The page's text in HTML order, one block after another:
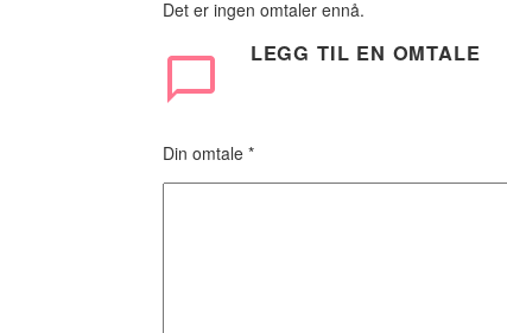
Det er ingen omtaler ennå.
LEGG TIL EN OMTALE
Din omtale *